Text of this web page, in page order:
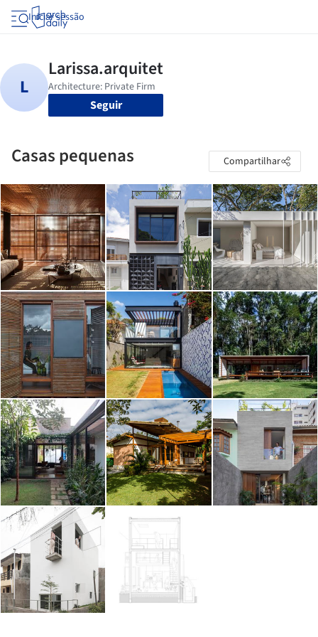
Iniciar sessão
Seguir
Casas pequenas Compartilhar